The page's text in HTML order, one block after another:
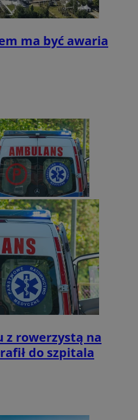
ma być awaria
z rowerzystą na
do szpitala